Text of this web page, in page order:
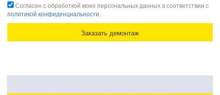
Согласен с обработкой моих персональных данных в соответствии с
политикой конфиденциальности.